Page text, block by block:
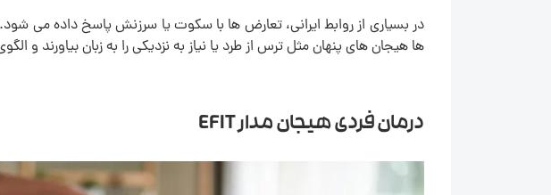
ها هیجان های پنهان مثل ترس از طرد یا نیاز به نزدیکی را به زبان بیاورند و
درمان فردی هیجان مدار EFIT